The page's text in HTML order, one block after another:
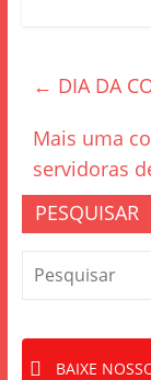
b
o
o
k
← DIA DA
Mais uma
servidoras
PESQUISAR
BAIXE